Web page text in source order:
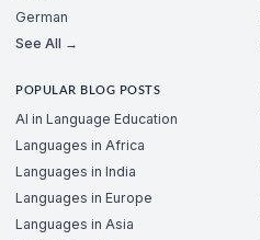
German
See All →
POPULAR BLOG POSTS
AI in Language Education
Languages in Africa
Languages in India
Languages in Europe
Languages in Asia